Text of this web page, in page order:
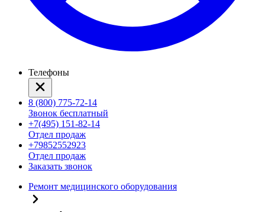
Телефоны
8 (800) 775-72-14
Звонок бесплатный
+7(495) 151-82-14
Отдел продаж
+79852552923
Отдел продаж
Заказать звонок
Ремонт медицинского оборудования